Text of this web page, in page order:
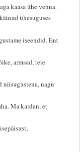
kaasa ühe venna.
ühesuguses
iseendid. Ent
armsad, teie
niisugustena, nagu
Ma kardan, et